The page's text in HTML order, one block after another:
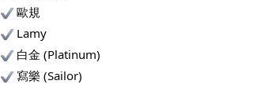
歐規
Lamy
白金 (Platinum)
寫樂 (Sailor)